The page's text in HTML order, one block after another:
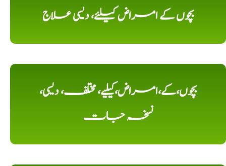
بچوں کے امراض کیلئے، دیسی علاج
بچوں،کے،امراض،کیلیے، مختلف، دیسی،
نسخہ جات